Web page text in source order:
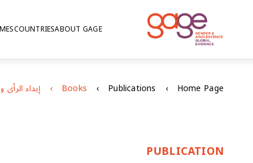
ABOUT GAGE
COUNTRIES
Home Page
Publications
Books
PUBLICATION